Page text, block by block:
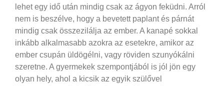
lehet egy idő után mindig csak az ágyon feküdni. Arról
nem is beszélve, hogy a bevetett paplant és párnát
mindig csak összezilálja az ember. A kanapé sokkal
inkább alkalmasabb azokra az esetekre, amikor az
ember csupán üldögélni, vagy röviden szunyókálni
szeretne. A gyermekek szempontjából is jól jön egy
olyan hely, ahol a kicsik az egyik szülővel